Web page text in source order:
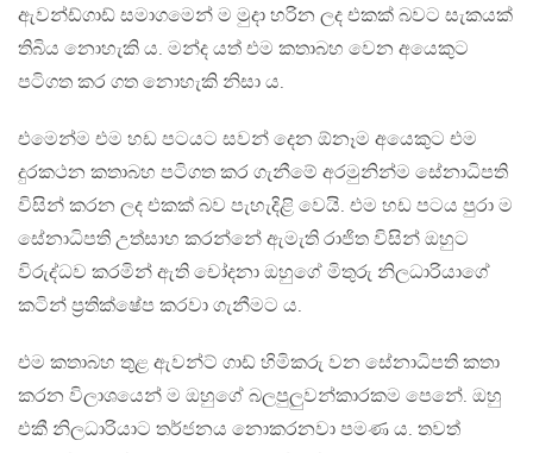
ඇවන්ඩ්ගාඩ් සමාගමෙන් ම මුදා හරින ලද එකක් බවට සැකයක්
තිබිය නොහැකි ය. මන්ද යත් එම කතාබහ වෙන අයෙකුට
පටිගත කර ගත නොහැකි නිසා ය.
එමෙන්ම එම හඩ පටයට සවන් දෙන ඕනෑම අයෙකුට එම
දුරකථන කතාබහ පටිගත කර ගැනීමේ අරමුනින්ම සේනාධිපති
විසින් කරන ලද එකක් බව පැහැදිළි වෙයි. එම හඩ පටය පුරා ම
සේනාධිපති උත්සාහ කරන්නේ ඇමැති රාජිත විසින් ඔහුට
විරුද්ධව කරමින් ඇති චෝදනා ඔහුගේ මිතුරු නිලධාරියාගේ
කටින් ප්‍රතික්ෂේප කරවා ගැනීමට ය.
එම කතාබහ තුළ ඇවන්ට් ගාඩ් හිමිකරු වන සේනාධිපති කතා
කරන විලාශයෙන් ම ඔහුගේ බලපුලුවන්කාරකම පෙනේ. ඔහු
එකී නිලධාරියාට තර්ජනය නොකරනවා පමණ ය. තවත්